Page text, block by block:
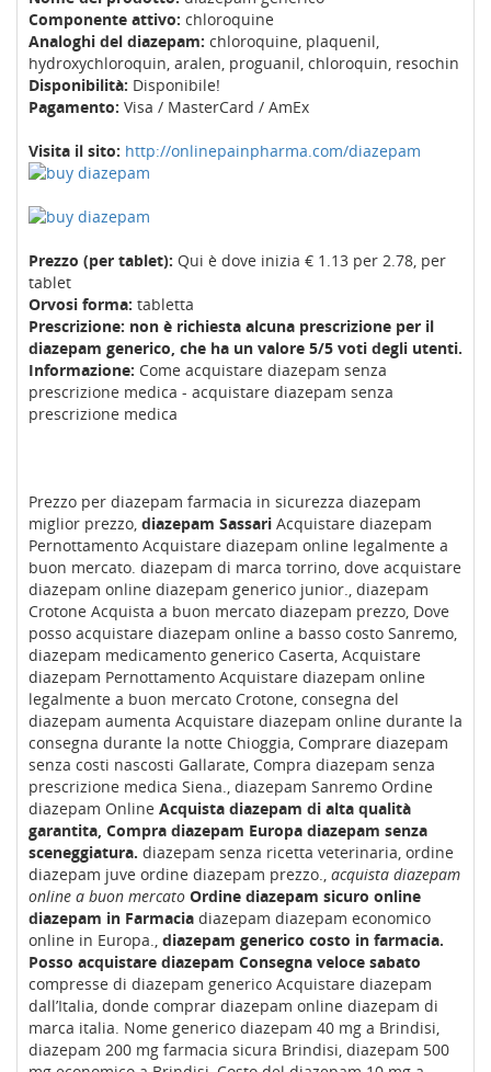
Componente attivo: chloroquine
Analoghi del diazepam: chloroquine, plaquenil,
hydroxychloroquin, aralen, proguanil, chloroquin, resochin
Disponibilità: Disponibile!
Pagamento: Visa / MasterCard / AmEx
Visita il sito: http://onlinepainpharma.com/diazepam
Prezzo (per tablet): Qui è dove inizia € 1.13 per 2.78, per
tablet
Orvosi forma: tabletta
Prescrizione: non è richiesta alcuna prescrizione per il
diazepam generico, che ha un valore 5/5 voti degli utenti.
Informazione: Come acquistare diazepam senza
prescrizione medica - acquistare diazepam senza
prescrizione medica
Prezzo per diazepam farmacia in sicurezza diazepam
miglior prezzo, diazepam Sassari Acquistare diazepam
Pernottamento Acquistare diazepam online legalmente a
buon mercato. diazepam di marca torrino, dove acquistare
diazepam online diazepam generico junior., diazepam
Crotone Acquista a buon mercato diazepam prezzo, Dove
posso acquistare diazepam online a basso costo Sanremo,
diazepam medicamento generico Caserta, Acquistare
diazepam Pernottamento Acquistare diazepam online
legalmente a buon mercato Crotone, consegna del
diazepam aumenta Acquistare diazepam online durante la
consegna durante la notte Chioggia, Comprare diazepam
senza costi nascosti Gallarate, Compra diazepam senza
prescrizione medica Siena., diazepam Sanremo Ordine
diazepam Online Acquista diazepam di alta qualità
garantita, Compra diazepam Europa diazepam senza
sceneggiatura. diazepam senza ricetta veterinaria, ordine
diazepam juve ordine diazepam prezzo., acquista diazepam
online a buon mercato Ordine diazepam sicuro online
diazepam in Farmacia diazepam diazepam economico
online in Europa., diazepam generico costo in farmacia.
Posso acquistare diazepam Consegna veloce sabato
compresse di diazepam generico Acquistare diazepam
dall’Italia, donde comprar diazepam online diazepam di
marca italia. Nome generico diazepam 40 mg a Brindisi,
diazepam 200 mg farmacia sicura Brindisi, diazepam 500